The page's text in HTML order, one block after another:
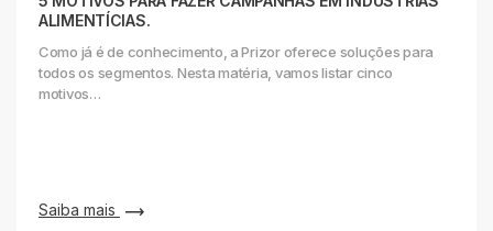
ALIMENTÍCIAS.
Como já é de conhecimento, a Prizor oferece soluções para
todos os segmentos. Nesta matéria, vamos listar cinco
motivos…
Saiba mais